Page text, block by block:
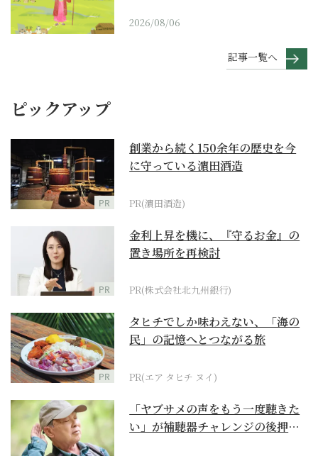
2026/08/06
記事一覧へ
ピックアップ
PR
創業から続く150余年の歴史を今
に守っている濵田酒造
PR(濵田酒造)
PR
金利上昇を機に、『守るお金』の
置き場所を再検討
PR(株式会社北九州銀行)
PR
タヒチでしか味わえない、「海の
民」の記憶へとつながる旅
PR(エア タヒチ ヌイ)
「ヤブサメの声をもう一度聴きた
い」が補聴器チャレンジの後押し